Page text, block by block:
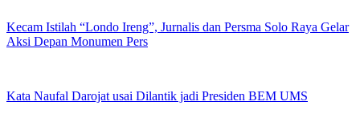
Kecam Istilah “Londo Ireng”, Jurnalis dan Persma Solo Raya Gelar
Aksi Depan Monumen Pers
Kata Naufal Darojat usai Dilantik jadi Presiden BEM UMS